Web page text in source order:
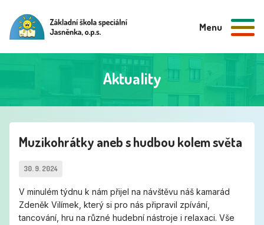
Menu
Aktuality
Muzikohrátky aneb s hudbou kolem světa
30. 9. 2024
V minulém týdnu k nám přijel na návštěvu náš kamarád
Zdeněk Vilímek, který si pro nás připravil zpívání,
tancování, hru na různé hudební nástroje i relaxaci. Vše